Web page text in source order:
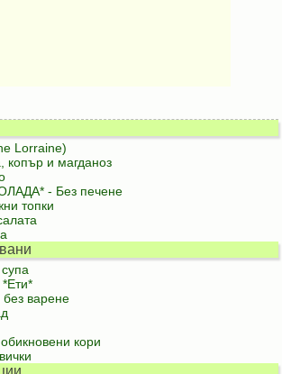
Lorraine)
копър и магданоз
- Без печене
топки
варене
кори